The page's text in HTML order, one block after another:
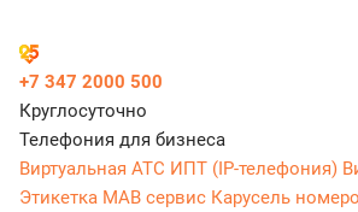
+7 347 2000 500
Круглосуточно
Телефония для бизнеса
Виртуальная АТС ИПТ (IP-телефония)
Этикетка МАВ сервис Карусель